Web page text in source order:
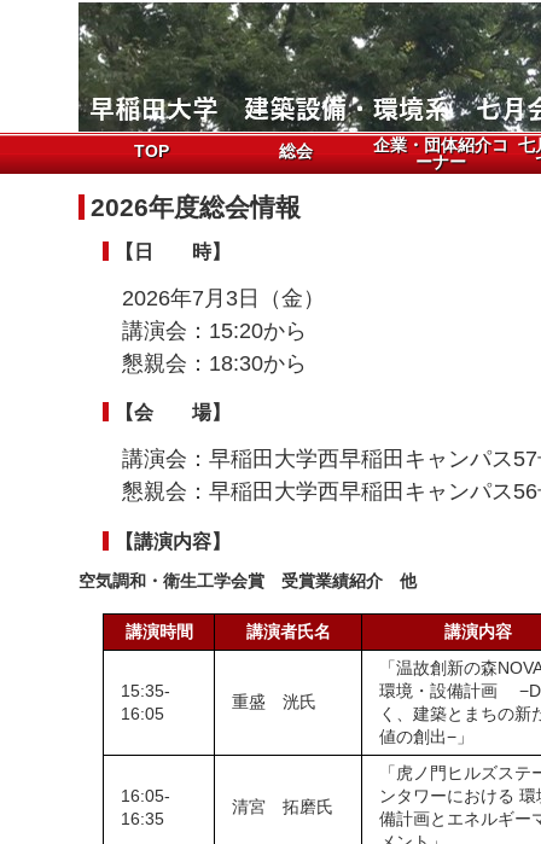
TOP 総会
企業・団体紹介コ
ーナー
七
2026年度総会情報
【日 時】
2026年7月3日（金）
講演会：15:20から
懇親会：18:30から
【会 場】
講演会：早稲田大学西早稲田キャンパス
懇親会：早稲田大学西早稲田キャンパス
【講演内容】
空気調和・衛生工学会賞 受賞業績紹介 他
講演時間 講演者氏名 講演内容
15:35-
16:05
重盛 洸氏
「温故創新の森
環境・設備計画
く、建築とまちの新
値の創出−」
16:05-
16:35
清宮 拓磨氏
「虎ノ門ヒルズステ
ンタワーにおける 環
備計画とエネルギー